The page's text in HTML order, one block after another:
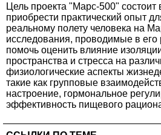
Цель проекта "Марс-500" состоит
приобрести практический опыт
реальному полету человека на
исследования, проводимые в
помочь оценить влияние
пространства и стресса на
физиологические аспекты
такие как групповые
настроение, гормональное
эффективность пищевого